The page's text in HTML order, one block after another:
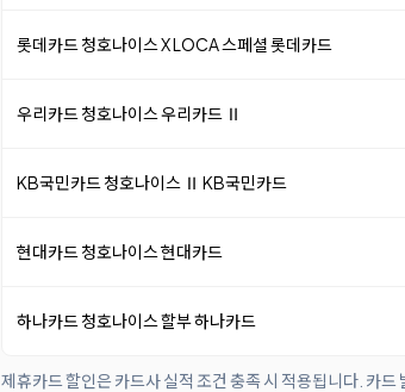
롯데카드 청호나이스 X LOCA 스페셜 롯데카드
우리카드 청호나이스 우리카드 Ⅱ
KB국민카드 청호나이스 Ⅱ KB국민카드
현대카드 청호나이스 현대카드
하나카드 청호나이스 할부 하나카드
제휴카드 할인은 카드사 실적 조건 충족 시 적용됩니다. 카